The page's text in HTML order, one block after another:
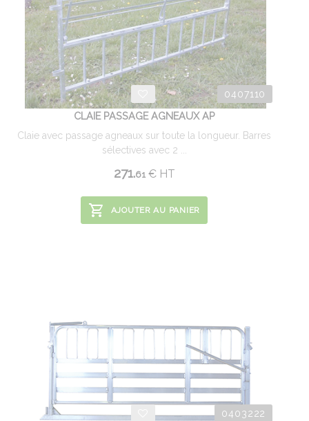
0407110
CLAIE PASSAGE AGNEAUX AP
Claie avec passage agneaux sur toute la longueur. Barres
sélectives avec 2 ...
271.61 €HT
AJOUTER AU PANIER
0403222